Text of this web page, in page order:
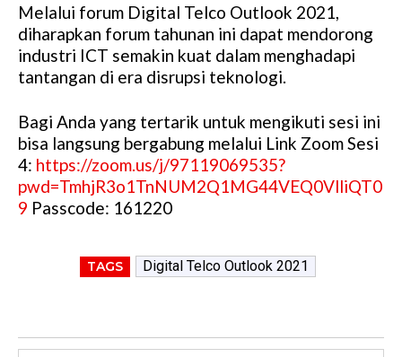
Melalui forum Digital Telco Outlook 2021,
diharapkan forum tahunan ini dapat mendorong
industri ICT semakin kuat dalam menghadapi
tantangan di era disrupsi teknologi.
Bagi Anda yang tertarik untuk mengikuti sesi ini
bisa langsung bergabung melalui Link Zoom Sesi
4: https://zoom.us/j/97119069535?
pwd=TmhjR3o1TnNUM2Q1MG44VEQ0VlliQT0
9 Passcode: 161220
TAGS Digital Telco Outlook 2021